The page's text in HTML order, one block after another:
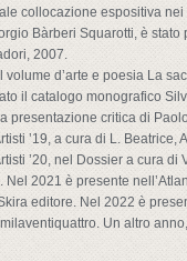
collocazione espositiva
Bàrberi Squarotti, è
2007.
volume d’arte e poesia La
il catalogo monografico
presentazione critica di
’19, a cura di L.
’20, nel Dossier a cura
2021 è presente
editore. Nel 2022 è
Un altro